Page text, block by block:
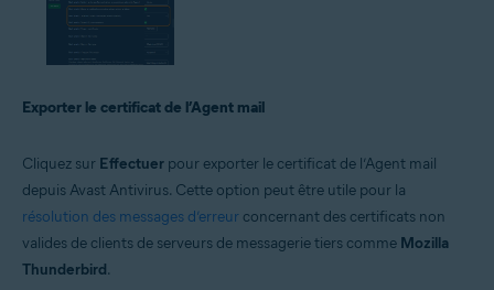
Exporter le certificat de l’Agent mail
Cliquez sur Effectuer pour exporter le certificat de l’Agent mail
depuis Avast Antivirus. Cette option peut être utile pour la
résolution des messages d’erreur concernant des certificats non
valides de clients de serveurs de messagerie tiers comme Mozilla
Thunderbird.